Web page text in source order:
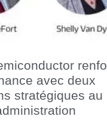
avec deux
stratégiques au